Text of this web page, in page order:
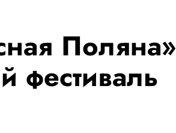
Поляна»
фестиваль